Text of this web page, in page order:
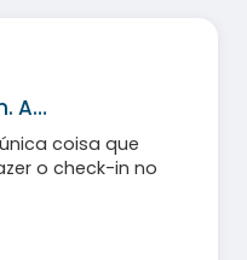
A…
coisa que
o check-in no